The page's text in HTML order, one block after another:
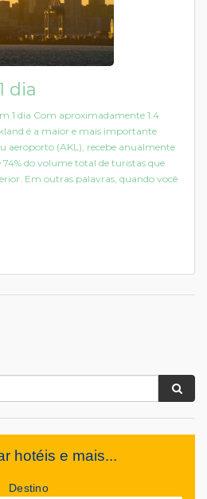
dia
1 dia Com aproximadamente 1.4
é a maior e mais importante
aeroporto (AKL), recebe anualmente
do volume total de turistas que
Em outras palavras, quando você
hotéis e mais...
Destino